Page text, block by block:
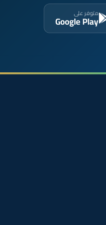
متوفر على
Google Play